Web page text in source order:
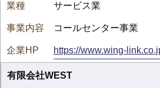
サービス業
コールセンター事業
https://www.wing-
有限会社WEST